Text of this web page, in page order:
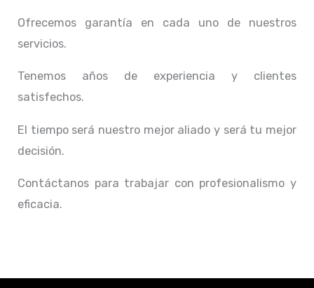
Ofrecemos garantía en cada uno de nuestros
servicios.
Tenemos años de experiencia y clientes
satisfechos.
El tiempo será nuestro mejor aliado y será tu mejor
decisión.
Contáctanos para trabajar con profesionalismo y
eficacia.